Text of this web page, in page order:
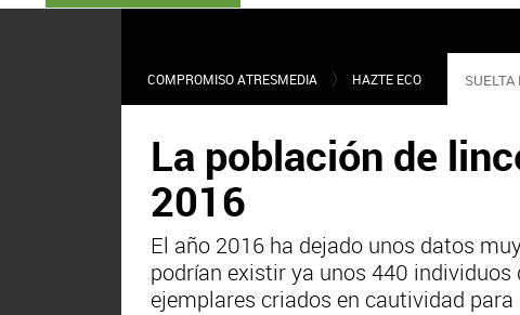
COMPROMISO ATRESMEDIA HAZTE ECO
La población de
2016
El año 2016 ha dejado unos datos
podrían existir ya unos 440 individuos
ejemplares criados en cautividad